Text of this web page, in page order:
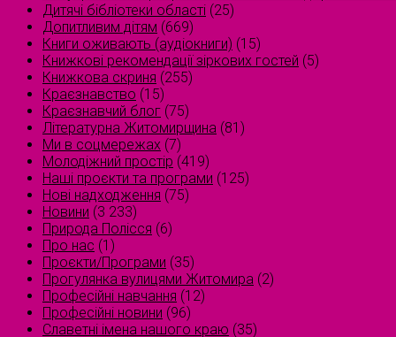
Дитячі бібліотеки області (25)
Допитливим дітям (669)
Книги оживають (аудіокниги) (15)
Книжкові рекомендації зіркових гостей (5)
Книжкова скриня (255)
Краєзнавство (15)
Краєзнавчий блог (75)
Літературна Житомирщина (81)
Ми в соцмережах (7)
Молодіжний простір (419)
Наші проєкти та програми (125)
Нові надходження (75)
Новини (3 233)
Природа Полісся (6)
Про нас (1)
Проєкти/Програми (35)
Прогулянка вулицями Житомира (2)
Професійні навчання (12)
Професійні новини (96)
Славетні імена нашого краю (35)